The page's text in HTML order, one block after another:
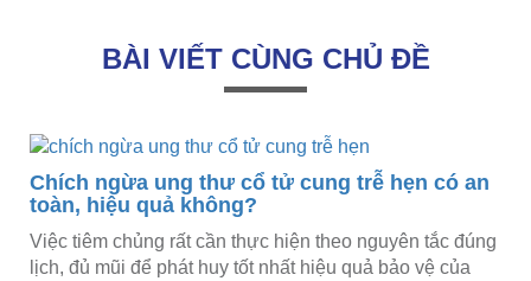
BÀI VIẾT CÙNG CHỦ ĐỀ
Chích ngừa ung thư cổ tử cung trễ hẹn có an
toàn, hiệu quả không?
Việc tiêm chủng rất cần thực hiện theo nguyên tắc đúng
lịch, đủ mũi để phát huy tốt nhất hiệu quả bảo vệ của